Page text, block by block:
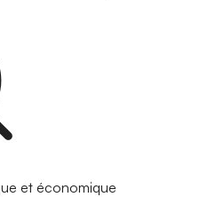
et économique